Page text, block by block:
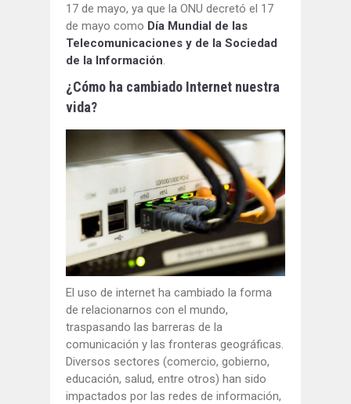
17 de mayo, ya que la ONU decretó el 17
de mayo como Día Mundial de las
Telecomunicaciones y de la Sociedad
de la Información.
¿Cómo ha cambiado Internet nuestra
vida?
El uso de internet ha cambiado la forma
de relacionarnos con el mundo,
traspasando las barreras de la
comunicación y las fronteras geográficas.
Diversos sectores (comercio, gobierno,
educación, salud, entre otros) han sido
impactados por las redes de información,